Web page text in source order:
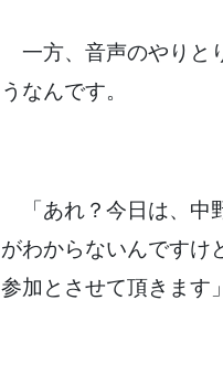
一方、音声のやりと
うなんです。
「あれ？今日は、中
がわからないんですけ
参加とさせて頂きます